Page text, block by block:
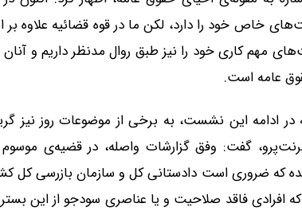
خاص خود را دارد، لکن ما در قوه قضائیه علاوه بر
مهم کاری خود را نیز طبق روال مدنظر داریم و آنان
عامه است.
در ادامه این نشست، به برخی از موضوعات روز نیز
گفت: وفق گزارشات واصله، در قضیه‌ی
که ضروری است دادستانی کل و سازمان بازرسی کل
افرادی فاقد صلاحیت و یا عناصری سودجو از این